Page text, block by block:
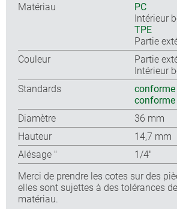
Matériau
PC
Intérieur
TPE
Partie
Couleur
Partie
Intérieur
Standards
conforme
conforme
Diamètre
36 mm
Hauteur
14,7 mm
Alésage ″
1/4″
Merci de prendre les cotes sur des
elles sont sujettes à des tolérances
matériau.